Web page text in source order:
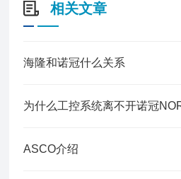
相关文章
海隆和诺冠什么关系
为什么工控系统离不开诺冠
ASCO介绍